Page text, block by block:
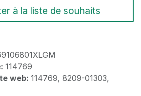
à la liste de souhaits
114769
web: 114769, 8209-01303,